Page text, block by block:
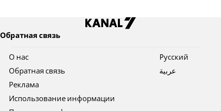
Обратная связь
О нас
Обратная связь
Реклама
Использование информации
Pусский
عربية